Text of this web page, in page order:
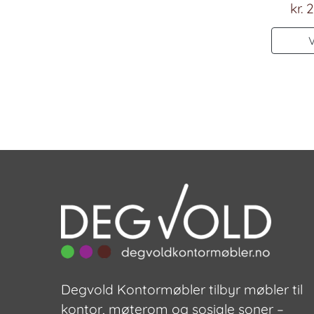
kr.
Degvold Kontormøbler tilbyr møbler til
kontor, møterom og sosiale soner –